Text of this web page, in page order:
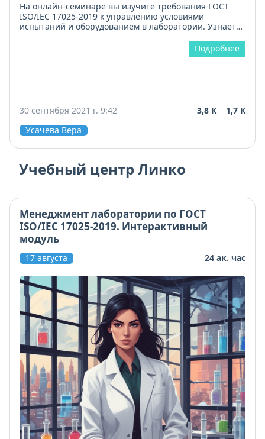
На онлайн-семинаре вы изучите требования ГОСТ
ISO/IEC 17025-2019 к управлению условиями
испытаний и оборудованием в лаборатории. Узнаете,
периодическую верификацию средств измерений,
организовывать поверку и калибровку с учётом
Разберём, как аттестовать измерительное
обслуживанию и контролю состояния. Научимся
составлять технические задания при закупке,
учитывая требования, и оценивать поставщиков до и
после закупок.
испытаний и контролем достоверности результатов.
Практические примеры и шаблоны позволят
внедрить систему уже после обучения. Курс
актуализирован под последние требования
Россаккредитации.
Подробнее
30 сентября 2021 г. 9:42 3,8 К
1,7 К
Усачёва Вера
Учебный центр Линко
Менеджмент лаборатории по ГОСТ
ISO/IEC 17025-2019. Интерактивный
модуль
17 августа 24 ак. час